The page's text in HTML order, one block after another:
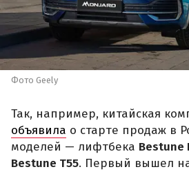
Фото Geely
Так, например, китайская
объявила о старте продаж в
моделей — лифтбека Bestune
Bestune T55. Первый вышел